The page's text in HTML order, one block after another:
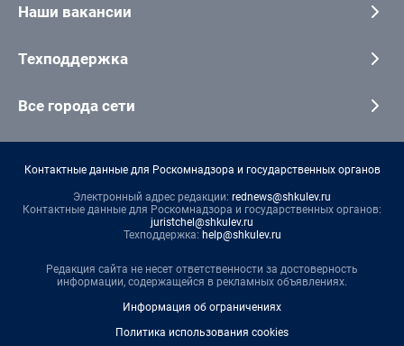
Наши вакансии
Техподдержка
Все города сети
Контактные данные для Роскомнадзора и государственных органов
Электронный адрес редакции: rednews@shkulev.ru
Контактные данные для Роскомнадзора и государственных органов:
juristchel@shkulev.ru
Техподдержка: help@shkulev.ru
Редакция сайта не несет ответственности за достоверность
информации, содержащейся в рекламных объявлениях.
Информация об ограничениях
Политика использования cookies